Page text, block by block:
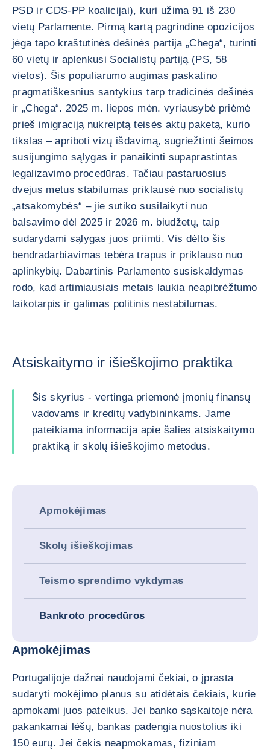
PSD ir CDS-PP koalicijai), kuri užima 91 iš 230
vietų Parlamente. Pirmą kartą pagrindine opozicijos
jėga tapo kraštutinės dešinės partija „Chega“, turinti
60 vietų ir aplenkusi Socialistų partiją (PS, 58
vietos). Šis populiarumo augimas paskatino
pragmatiškesnius santykius tarp tradicinės dešinės
ir „Chega“. 2025 m. liepos mėn. vyriausybė priėmė
prieš imigraciją nukreiptą teisės aktų paketą, kurio
tikslas – apriboti vizų išdavimą, sugriežtinti šeimos
susijungimo sąlygas ir panaikinti supaprastintas
legalizavimo procedūras. Tačiau pastaruosius
dvejus metus stabilumas priklausė nuo socialistų
„atsakomybės“ – jie sutiko susilaikyti nuo
balsavimo dėl 2025 ir 2026 m. biudžetų, taip
sudarydami sąlygas juos priimti. Vis dėlto šis
bendradarbiavimas tebėra trapus ir priklauso nuo
aplinkybių. Dabartinis Parlamento susiskaldymas
rodo, kad artimiausiais metais laukia neapibrėžtumo
laikotarpis ir galimas politinis nestabilumas.
Atsiskaitymo ir išieškojimo praktika
Šis skyrius - vertinga priemonė įmonių finansų
vadovams ir kreditų vadybininkams. Jame
pateikiama informacija apie šalies atsiskaitymo
praktiką ir skolų išieškojimo metodus.
Apmokėjimas
Skolų išieškojimas
Teismo sprendimo vykdymas
Bankroto procedūros
Apmokėjimas
Portugalijoje dažnai naudojami čekiai, o įprasta
sudaryti mokėjimo planus su atidėtais čekiais, kurie
apmokami juos pateikus. Jei banko sąskaitoje nėra
pakankamai lėšų, bankas padengia nuostolius iki
150 eurų. Jei čekis neapmokamas, fiziniam